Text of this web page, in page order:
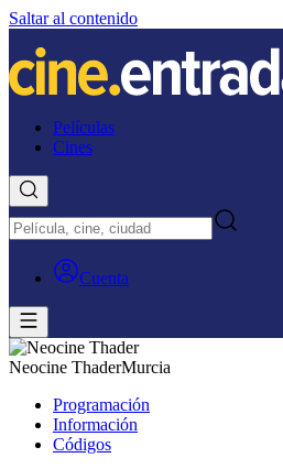
Saltar al contenido
Películas
Cines
Cuenta
Neocine ThaderMurcia
Programación
Información
Códigos